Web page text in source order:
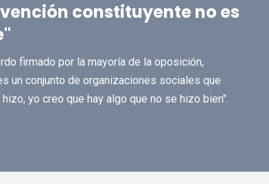
constituyente no es
firmado por la mayoría de la oposición,
un conjunto de organizaciones sociales que
yo creo que hay algo que no se hizo bien".